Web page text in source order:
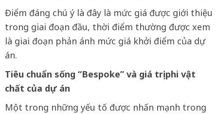
Điểm đáng chú ý là đây là mức giá được giới thiệu
trong giai đoạn đầu, thời điểm thường được xem
là giai đoạn phản ánh mức giá khởi điểm của dự
án.
Tiêu chuẩn sống “Bespoke” và giá trị phi vật
chất của dự án
Một trong những yếu tố được nhấn mạnh trong